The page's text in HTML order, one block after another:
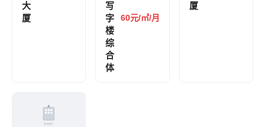
大
厦
写
字
楼
综
合
体
60元/㎡/月
厦